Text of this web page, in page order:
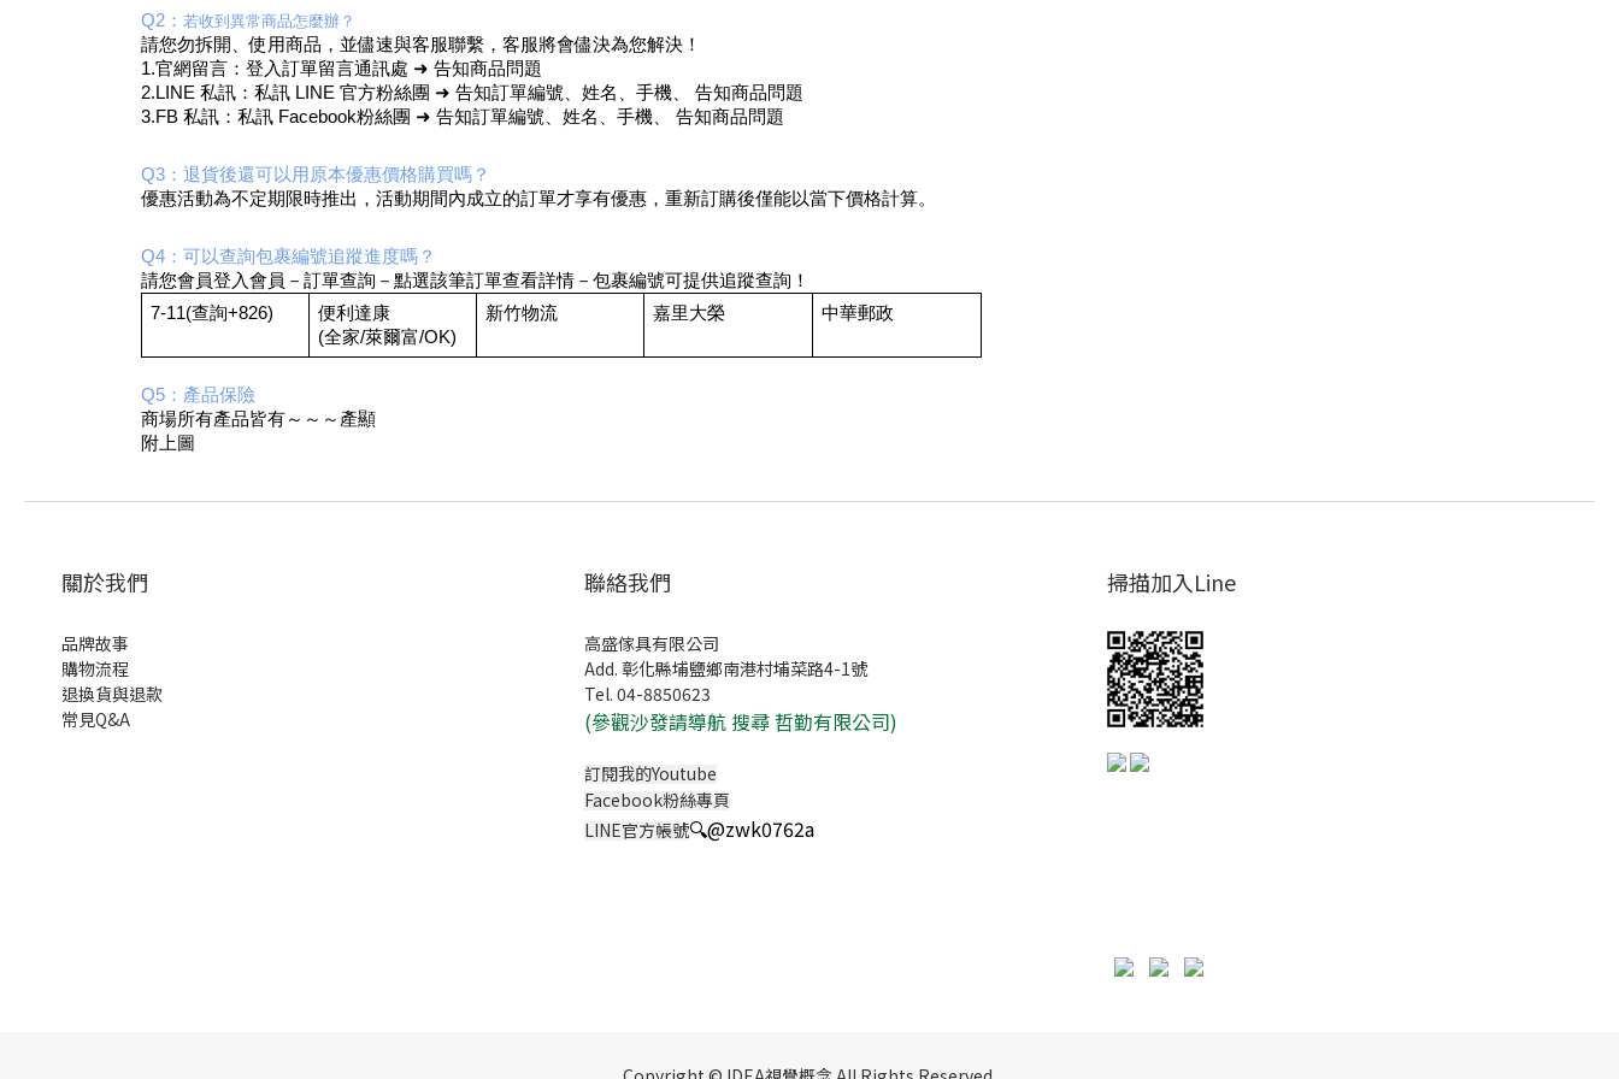
Q2： 若收到異常商品怎麼辦？
請您勿拆開、使用商品，並儘速與客服聯繫，客服將會儘決為您解決！
1.官網留言：登入訂單留言通訊處 ➜ 告知商品問題
2.LINE 私訊：私訊 LINE 官方粉絲團 ➜ 告知訂單編號、姓名、手機、 告知商品問題
3.FB 私訊：私訊 Facebook粉絲團 ➜ 告知訂單編號、姓名、手機、 告知商品問題
Q3：退貨後還可以用原本優惠價格購買嗎？
優惠活動為不定期限時推出，活動期間內成立的訂單才享有優惠，重新訂購後僅能以當下價格計算。
Q4：可以查詢包裹編號追蹤進度嗎？
請您會員登入會員－訂單查詢－點選該筆訂單查看詳情－包裹編號可提供追蹤查詢！
7-11(查詢+826)
便利達康
(全家/萊爾富/OK)
新竹物流 嘉里大榮 中華郵政
Q5：產品保險
商場所有產品皆有～～～產顯
附上圖
關於我們
品牌故事
購物流程
退換貨與退款
常見Q&A
聯絡我們
高盛傢具有限公司
Add. 彰化縣埔鹽鄉南港村埔菜路4-1號
Tel. 04-8850623
(參觀沙發請導航 搜尋 哲勤有限公司)
訂閱我的Youtube
Facebook粉絲專頁
LINE官方帳號🔍@zwk0762a
掃描加入Line